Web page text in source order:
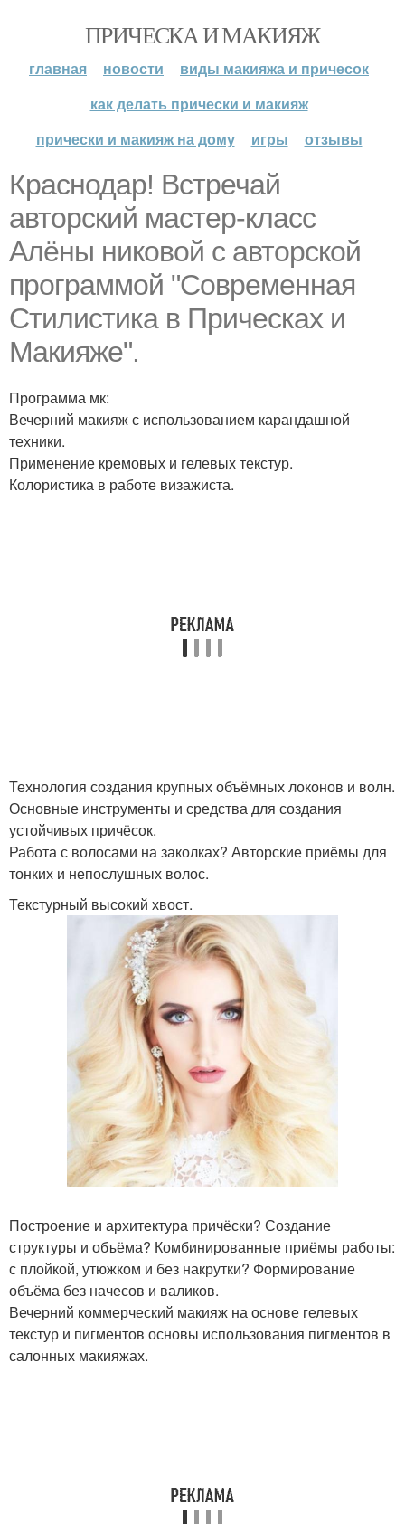
ПРИЧЕСКА И МАКИЯЖ
главная новости
виды макияжа и причесок
как делать прически и макияж
прически и макияж на дому
игры отзывы
Краснодар! Встречай
авторский мастер-класс
Алёны никовой с авторской
программой "Современная
Стилистика в Прическах и
Макияже".
Программа мк:
Вечерний макияж с использованием карандашной
техники.
Применение кремовых и гелевых текстур.
Колористика в работе визажиста.
Технология создания крупных объёмных локонов и волн.
Основные инструменты и средства для создания
устойчивых причёсок.
Работа с волосами на заколках? Авторские приёмы для
тонких и непослушных волос.
Текстурный высокий хвост.
Построение и архитектура причёски? Создание
структуры и объёма? Комбинированные приёмы работы:
с плойкой, утюжком и без накрутки? Формирование
объёма без начесов и валиков.
Вечерний коммерческий макияж на основе гелевых
текстур и пигментов основы использования пигментов в
салонных макияжах.